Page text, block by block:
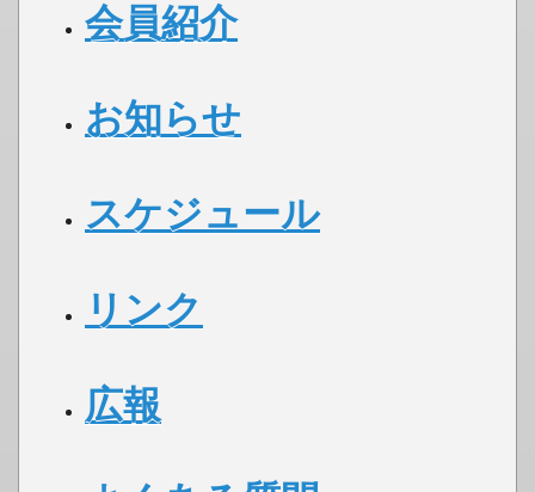
会員紹介
お知らせ
スケジュール
リンク
広報